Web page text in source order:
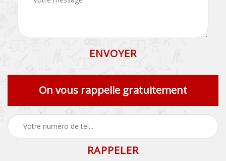
On vous rappelle gratuitement